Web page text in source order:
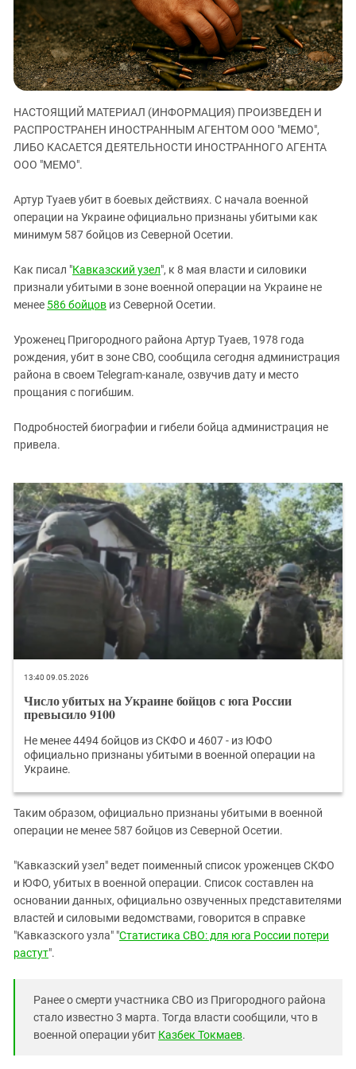
ЗАСТАВЛЯЕТ
КАВКАЗ ЗА ПАЛЕСТИНУ
ИНАКОМЫСЛИЕ В ЧЕЧНЕ
ПРЕСЛЕДОВАНИЕ АКТИВИСТОВ
МОБИЛИЗАЦИЯ И ПРОТЕСТЫ
Дагестан
Ингушетия
Кабардино-Балкария
Калмыкия
Карачаево-Черкесия
Краснодарский край
Нагорный Карабах
Ростовская область
Северная Осетия - Алания
Ставропольский край
Чечня
Южная Осетия
Южный Кавказ
НАСТОЯЩИЙ МАТЕРИАЛ (ИНФОРМАЦИЯ) ПРОИЗВЕДЕН И
РАСПРОСТРАНЕН ИНОСТРАННЫМ АГЕНТОМ ООО "МЕМО",
ЛИБО КАСАЕТСЯ ДЕЯТЕЛЬНОСТИ ИНОСТРАННОГО АГЕНТА
ООО "МЕМО".
Артур Туаев убит в боевых действиях. С начала военной
операции на Украине официально признаны убитыми как
минимум 587 бойцов из Северной Осетии.
Как писал "Кавказский узел", к 8 мая власти и силовики
признали убитыми в зоне военной операции на Украине не
менее 586 бойцов из Северной Осетии.
Уроженец Пригородного района Артур Туаев, 1978 года
рождения, убит в зоне СВО, сообщила сегодня администрация
района в своем Telegram-канале, озвучив дату и место
прощания с погибшим.
Подробностей биографии и гибели бойца администрация не
привела.
13:40 09.05.2026
Число убитых на Украине бойцов с юга России
превысило 9100
Не менее 4494 бойцов из СКФО и 4607 - из ЮФО
официально признаны убитыми в военной операции на
Украине.
Таким образом, официально признаны убитыми в военной
операции не менее 587 бойцов из Северной Осетии.
"Кавказский узел" ведет поименный список уроженцев СКФО
и ЮФО, убитых в военной операции. Список составлен на
основании данных, официально озвученных представителями
властей и силовыми ведомствами, говорится в справке
"Кавказского узла" "Статистика СВО: для юга России потери
растут".
Ранее о смерти участника СВО из Пригородного района
стало известно 3 марта. Тогда власти сообщили, что в
военной операции убит Казбек Токмаев.